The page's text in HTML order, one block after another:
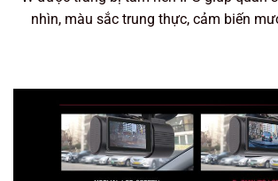
nhìn, màu sắc trung thực, cảm biến